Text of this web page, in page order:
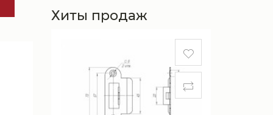
Хиты продаж